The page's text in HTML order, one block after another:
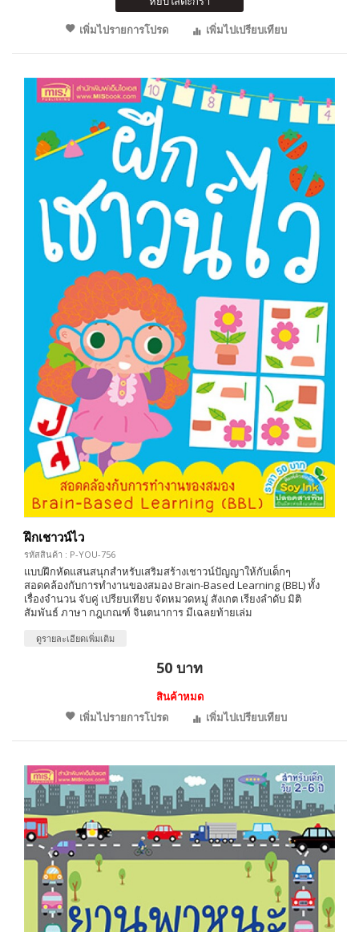
เพิ่มไปรายการโปรด
เพิ่มไปเปรียบเทียบ
ฝึกเชาวน์ไว
รหัสสินค้า : P-YOU-756
แบบฝึกหัดแสนสนุกสำหรับเสริมสร้างเชาวน์ปัญญาให้กับเด็กๆ
สอดคล้องกับการทำงานของสมอง Brain-Based Learning (BBL) ทั้ง
เรื่องจำนวน จับคู่ เปรียบเทียบ จัดหมวดหมู่ สังเกต เรียงลำดับ มิติ
สัมพันธ์ ภาษา กฎเกณฑ์ จินตนาการ มีเฉลยท้ายเล่ม
ดูรายละเอียดเพิ่มเติม
50 บาท
สินค้าหมด
เพิ่มไปรายการโปรด
เพิ่มไปเปรียบเทียบ